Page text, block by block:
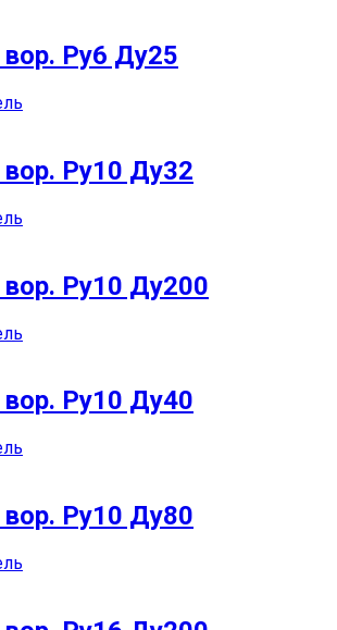
Ру6 Ду25
Ру10 Ду32
Ру10 Ду200
Ру10 Ду40
Ру10 Ду80